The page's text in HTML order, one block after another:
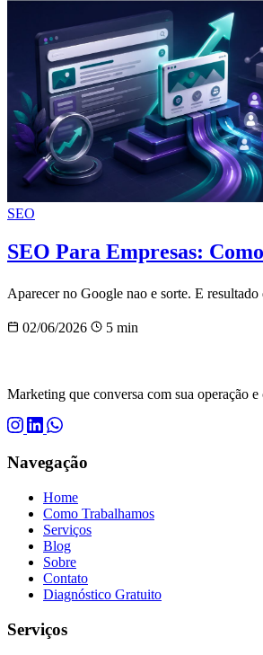
SEO
SEO Para Empresas:
Aparecer no Google nao e sorte. E
02/06/2026 5 min
Marketing que conversa com sua operação e
Navegação
Home
Como Trabalhamos
Serviços
Blog
Sobre
Contato
Diagnóstico Gratuito
Serviços